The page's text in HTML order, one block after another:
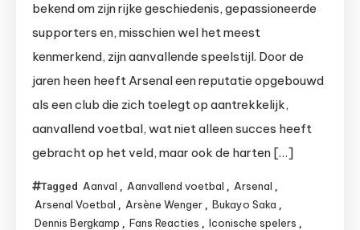
bekend om zijn rijke geschiedenis, gepassioneerde
supporters en, misschien wel het meest
kenmerkend, zijn aanvallende speelstijl. Door de
jaren heen heeft Arsenal een reputatie opgebouwd
als een club die zich toelegt op aantrekkelijk,
aanvallend voetbal, wat niet alleen succes heeft
gebracht op het veld, maar ook de harten […]
Tagged Aanval , Aanvallend voetbal , Arsenal ,
Arsenal Voetbal , Arsène Wenger , Bukayo Saka ,
Dennis Bergkamp , Fans Reacties , Iconische spelers ,